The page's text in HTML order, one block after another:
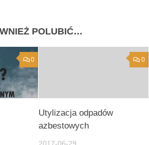
POLUBIĆ…
0 0
Utylizacja odpadów
azbestowych